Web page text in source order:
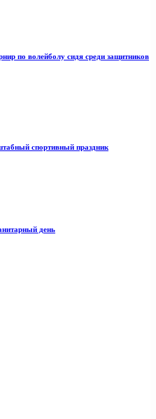
по волейболу сидя среди защитников
спортивный праздник
день